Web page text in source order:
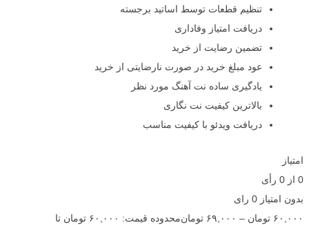
تنظیم قطعات توسط اساتید برجسته
دریافت امتیاز وفاداری
تضمین رضایت از خرید
عود مبلغ خرید در صورت نارضایتی از خرید
یادگیری ساده نت آهنگ مورد نظر
بالاترین کیفیت نت نگاری
دریافت ویدئو با کیفیت مناسب
امتیاز
0 از 0 رأی
بدون امتیاز 0 رای
۶۰,۰۰۰ تومان – ۶۹,۰۰۰ تومان
محدوده قیمت: ۶۰,۰۰۰ تومان تا